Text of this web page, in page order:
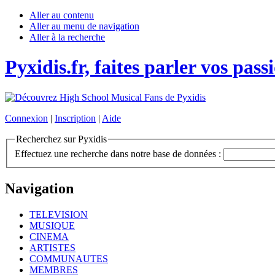
Aller au contenu
Aller au menu de navigation
Aller à la recherche
Pyxidis.fr, faites parler vos
Connexion | Inscription | Aide
Recherchez sur Pyxidis
Effectuez une recherche dans notre base de données :
Navigation
TELEVISION
MUSIQUE
CINEMA
ARTISTES
COMMUNAUTES
MEMBRES